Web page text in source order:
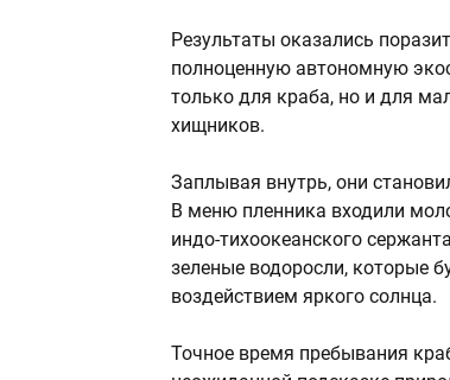
Результаты оказались
полноценную автономную
только для краба, но и для
хищников.
Заплывая внутрь, они
В меню пленника входили
индо-тихоокеанского
зеленые водоросли, которые
воздействием яркого солнца.
Точное время пребывания